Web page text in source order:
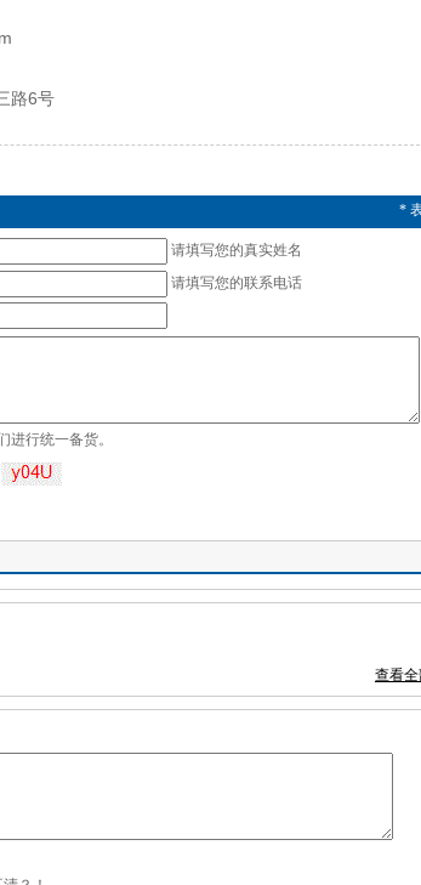
6号
*
请填写您的真实姓名
请填写您的联系电话
进行统一备货。
查看